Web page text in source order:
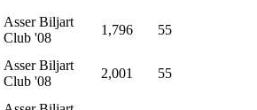
Asser Biljart
Club '08
1,796 55
Asser Biljart
Club '08
2,001 55